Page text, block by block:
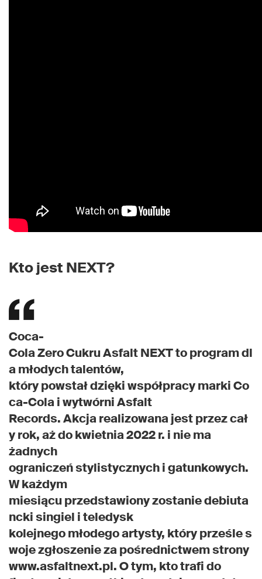
Kto jest NEXT?
Coca-
Cola Zero Cukru Asfalt NEXT to program dl
a młodych talentów,
który powstał dzięki współpracy marki Co
ca-Cola i wytwórni Asfalt
Records. Akcja realizowana jest przez cał
y rok, aż do kwietnia 2022 r. i nie ma
żadnych
ograniczeń stylistycznych i gatunkowych.
W każdym
miesiącu przedstawiony zostanie debiuta
ncki singiel i teledysk
kolejnego młodego artysty, który prześle s
woje zgłoszenie za pośrednictwem strony
www.asfaltnext.pl. O tym, kto trafi do